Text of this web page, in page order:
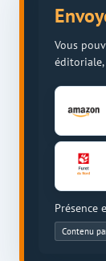
Vous
Contenu